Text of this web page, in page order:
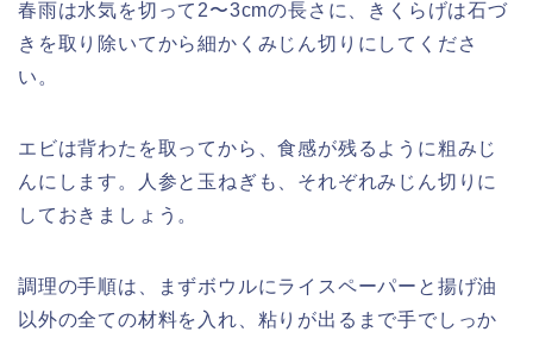
春雨は水気を切って2〜3cmの長さに、きくらげは石づ
きを取り除いてから細かくみじん切りにしてくださ
い。
エビは背わたを取ってから、食感が残るように粗みじ
んにします。人参と玉ねぎも、それぞれみじん切りに
しておきましょう。
調理の手順は、まずボウルにライスペーパーと揚げ油
以外の全ての材料を入れ、粘りが出るまで手でしっか